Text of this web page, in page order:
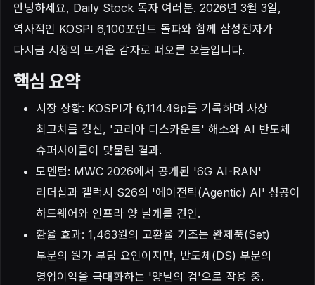
안녕하세요, Daily Stock 독자 여러분. 2026년 3월 3일,
역사적인 KOSPI 6,100포인트 돌파와 함께 삼성전자가
다시금 시장의 뜨거운 감자로 떠오른 오늘입니다.
핵심 요약
시장 상황: KOSPI가 6,114.49p를 기록하며 사상
최고치를 경신, '코리아 디스카운트' 해소와 AI 반도체
슈퍼사이클이 맞물린 결과.
모멘텀: MWC 2026에서 공개된 '6G AI-RAN'
리더십과 갤럭시 S26의 '에이전틱(Agentic) AI' 성공이
하드웨어와 인프라 양 날개를 견인.
환율 효과: 1,463원의 고환율 기조는 완제품(Set)
부문의 원가 부담 요인이지만, 반도체(DS) 부문의
영업이익을 극대화하는 '양날의 검'으로 작용 중.